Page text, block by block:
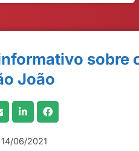
sobre
João
14/06/2021